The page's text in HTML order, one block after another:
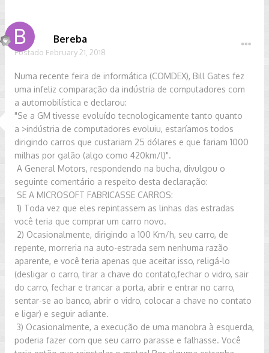
Bereba
Postado February 21, 2018
Numa recente feira de informática (COMDEX), Bill Gates fez
uma infeliz comparação da indústria de computadores com
a automobilística e declarou:
"Se a GM tivesse evoluído tecnologicamente tanto quanto
a >indústria de computadores evoluiu, estaríamos todos
dirigindo carros que custariam 25 dólares e que fariam 1000
milhas por galão (algo como 420km/l)".
A General Motors, respondendo na bucha, divulgou o
seguinte comentário a respeito desta declaração:
SE A MICROSOFT FABRICASSE CARROS:
1) Toda vez que eles repintassem as linhas das estradas
vocêteria que comprar um carro novo.
2) Ocasionalmente, dirigindo a 100 Km/h, seu carro, de
repente, morreria na auto-estrada sem nenhuma razão
aparente, e você teria apenas que aceitar isso, religá-lo
(desligar o carro, tirar a chave do contato,fechar o vidro, sair
do carro, fechar e trancar a porta, abrir e entrar no carro,
sentar-se ao banco, abrir o vidro, colocar a chave no contato
e ligar) e seguir adiante.
3) Ocasionalmente, a execução de uma manobra à esquerda,
poderia fazer com que seu carro parasse e falhasse. Você